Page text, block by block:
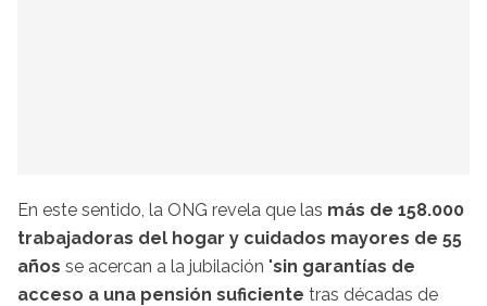
En este sentido, la ONG revela que las más de 158.000
trabajadoras del hogar y cuidados mayores de 55
años se acercan a la jubilación "sin garantías de
acceso a una pensión suficiente tras décadas de